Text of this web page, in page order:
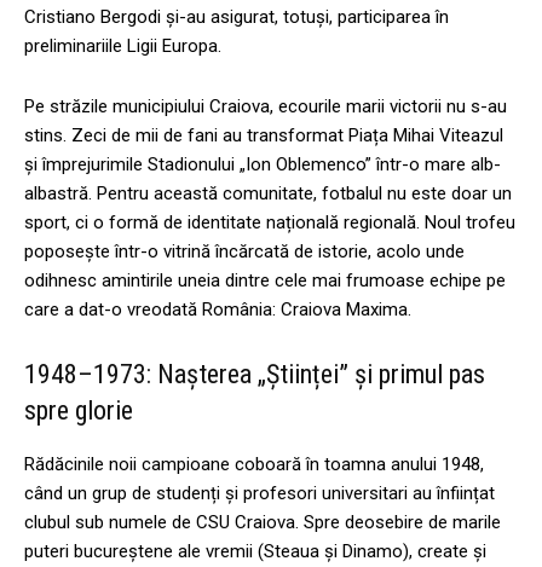
Cristiano Bergodi și-au asigurat, totuși, participarea în
preliminariile Ligii Europa.
Pe străzile municipiului Craiova, ecourile marii victorii nu s-au
stins. Zeci de mii de fani au transformat Piața Mihai Viteazul
și împrejurimile Stadionului „Ion Oblemenco” într-o mare alb-
albastră. Pentru această comunitate, fotbalul nu este doar un
sport, ci o formă de identitate națională regională. Noul trofeu
poposește într-o vitrină încărcată de istorie, acolo unde
odihnesc amintirile uneia dintre cele mai frumoase echipe pe
care a dat-o vreodată România: Craiova Maxima.
1948–1973: Nașterea „Științei” și primul pas
spre glorie
Rădăcinile noii campioane coboară în toamna anului 1948,
când un grup de studenți și profesori universitari au înființat
clubul sub numele de CSU Craiova. Spre deosebire de marile
puteri bucureștene ale vremii (Steaua și Dinamo), create și